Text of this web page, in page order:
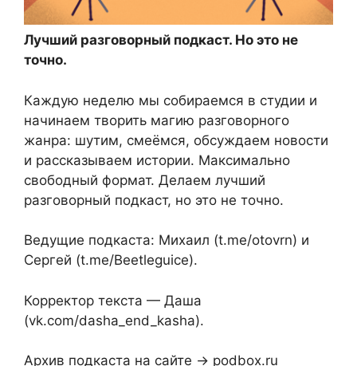
Лучший разговорный подкаст. Но это не
точно.
Каждую неделю мы собираемся в студии и
начинаем творить магию разговорного
жанра: шутим, смеёмся, обсуждаем новости
и рассказываем истории. Максимально
свободный формат. Делаем лучший
разговорный подкаст, но это не точно.
Ведущие подкаста: Михаил (t.me/otovrn) и
Сергей (t.me/Beetleguice).
Корректор текста — Даша
(vk.com/dasha_end_kasha).
Архив подкаста на сайте → podbox.ru